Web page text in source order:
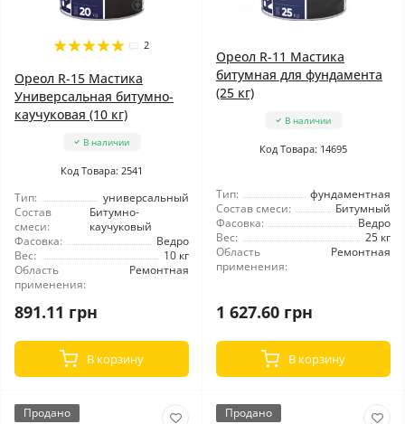
2
Ореол R-15 Мастика
Универсальная битумно-
каучуковая (10 кг)
В наличии
Код Товара: 2541
Тип:
универсальный
Состав
смеси:
Битумно-
каучуковый
Фасовка:
Ведро
Вес:
10 кг
Область
применения:
Ремонтная
891.11 грн
В корзину
Ореол R-11 Мастика
битумная для фундамента
(25 кг)
В наличии
Код Товара: 14695
Тип:
фундаментная
Состав смеси:
Битумный
Фасовка:
Ведро
Вес:
25 кг
Область
применения:
Ремонтная
1 627.60 грн
В корзину
Продано Продано